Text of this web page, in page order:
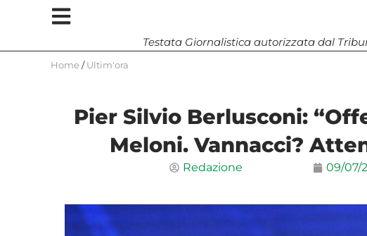
Testata Giornalistica autorizzata dal
Home / Ultim'ora
Pier Silvio Berlusconi:
Meloni. Vannacci?
Redazione 09/07/